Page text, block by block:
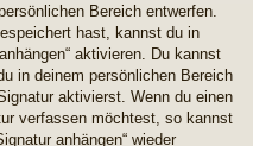
Bereich entwerfen.
hast, kannst du in
aktivieren. Du kannst
in deinem persönlichen Bereich
aktivierst. Wenn du einen
verfassen möchtest, so kannst
anhängen“ wieder